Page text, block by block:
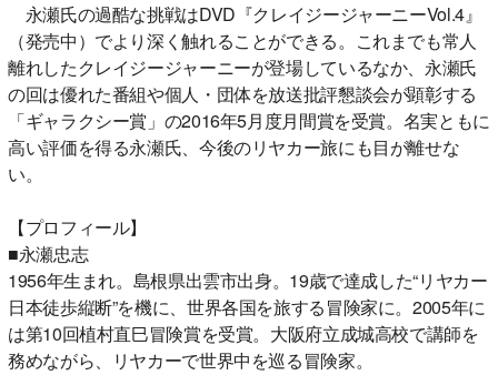
永瀬氏の過酷な挑戦はDVD『クレイジージャーニーVol.4』
（発売中）でより深く触れることができる。これまでも常人
離れしたクレイジージャーニーが登場しているなか、永瀬氏
の回は優れた番組や個人・団体を放送批評懇談会が顕彰する
「ギャラクシー賞」の2016年5月度月間賞を受賞。名実ともに
高い評価を得る永瀬氏、今後のリヤカー旅にも目が離せな
い。
【プロフィール】
■永瀬忠志
1956年生まれ。島根県出雲市出身。19歳で達成した“リヤカー
日本徒歩縦断”を機に、世界各国を旅する冒険家に。2005年に
は第10回植村直巳冒険賞を受賞。大阪府立成城高校で講師を
務めながら、リヤカーで世界中を巡る冒険家。